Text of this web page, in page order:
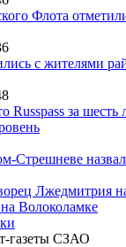
Флота
с жителями
Russpass за шесть
Стрешневе
Лжедмитрия
Волоколамке
газеты СЗАО